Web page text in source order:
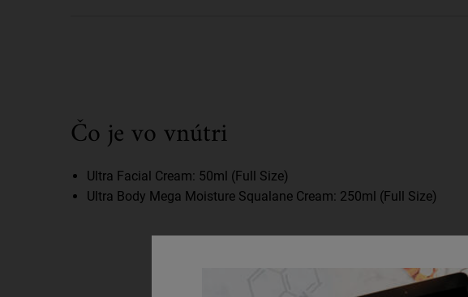
Čo je vo vnútri
Ultra Facial Cream: 50ml (Full Size)
Ultra Body Mega Moisture Squalane Cream: 250ml (Full Size)